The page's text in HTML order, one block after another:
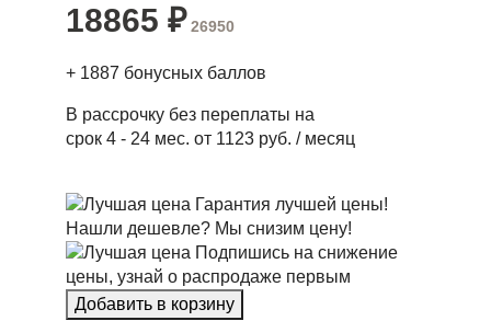
18865 ₽ 26950
+ 1887 бонусных баллов
В рассрочку без переплаты на
срок 4 - 24 мес. от 1123 руб. / месяц
Гарантия лучшей цены!
Нашли дешевле? Мы снизим цену!
Подпишись на снижение
цены, узнай о распродаже первым